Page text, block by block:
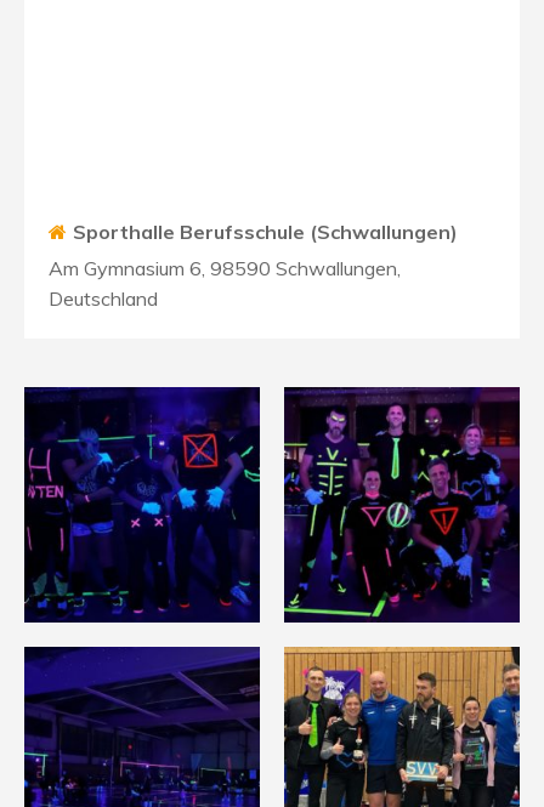
Sporthalle Berufsschule (Schwallungen)
Am Gymnasium 6, 98590 Schwallungen,
Deutschland